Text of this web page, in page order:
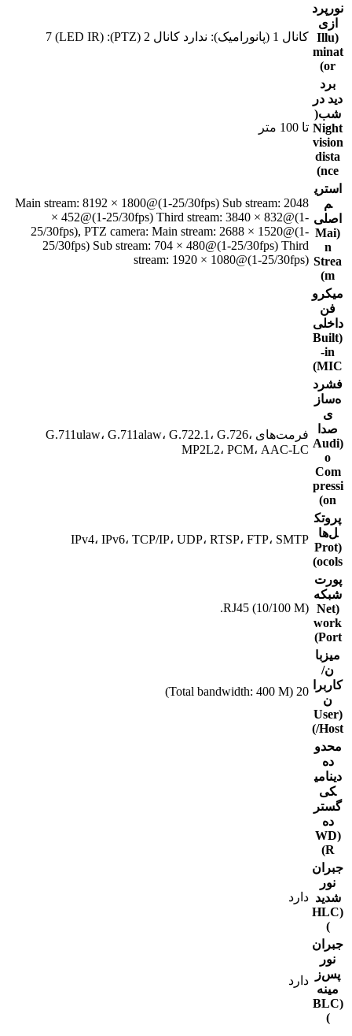
نورپرد
ازی
(Illu
minat
or)
کانال 1 (پانورامیک): ندارد کانال 2 (PTZ): 7 (LED IR)
برد
دید در
شب‌(
Night
vision
dista
nce)
تا 100 متر
استری
م
اصلی
(Mai
n
Strea
m)
Main stream: 8192 × 1800@(1-25/30fps) Sub stream: 2048
× 452@(1-25/30fps) Third stream: 3840 × 832@(1-
25/30fps), PTZ camera: Main stream: 2688 × 1520@(1-
25/30fps) Sub stream: 704 × 480@(1-25/30fps) Third
stream: 1920 × 1080@(1-25/30fps)
میکرو
فن
داخلی
(Built
-in
MIC)
فشرد
ه‌ساز
ی
صدا
(Audi
o
Com
pressi
on)
فرمت‌های G.711ulaw، G.711alaw، G.722.1، G.726،
MP2L2، PCM، AAC-LC
پروتک
ل‌ها
(Prot
ocols)
IPv4، IPv6، TCP/IP، UDP، RTSP، FTP، SMTP
پورت
شبکه
(Net
work
Port)
RJ45 (10/100 M).
میزبا
ن/
کاربرا
ن
(User
/Host)
20 (Total bandwidth: 400 M)
محدو
ده
دینامی
کی
گستر
ده
(WD
R)
جبران
نور
شدید
(HLC
)
دارد
جبران
نور
پس‌ز
مینه
(‌BLC
)
دارد